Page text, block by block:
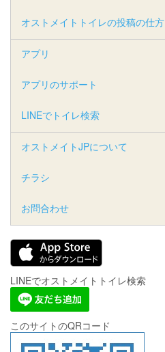
オストメイトトイレの投稿の仕方
アプリ
アプリのサポート
LINEでトイレ検索
オストメイトJPについて
チラシ
お問合わせ
LINEでオストメイトトイレ検索
このサイトのQRコード